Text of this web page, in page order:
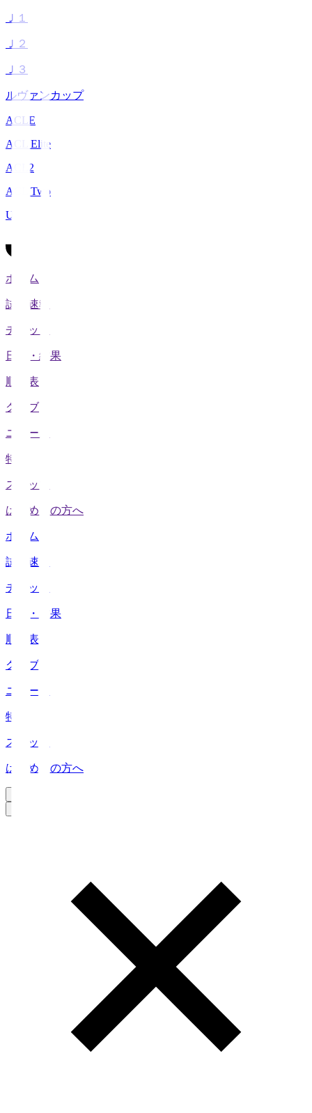
Ｊ１
Ｊ２
Ｊ３
ルヴァンカップ
ACLE
ACL Elite
ACL2
ACL Two
U-21
ホーム
試合速報
チケット
日程・結果
順位表
クラブ
ニュース
特集
スタッツ
はじめての方へ
ホーム
試合速報
チケット
日程・結果
順位表
クラブ
ニュース
特集
スタッツ
はじめての方へ